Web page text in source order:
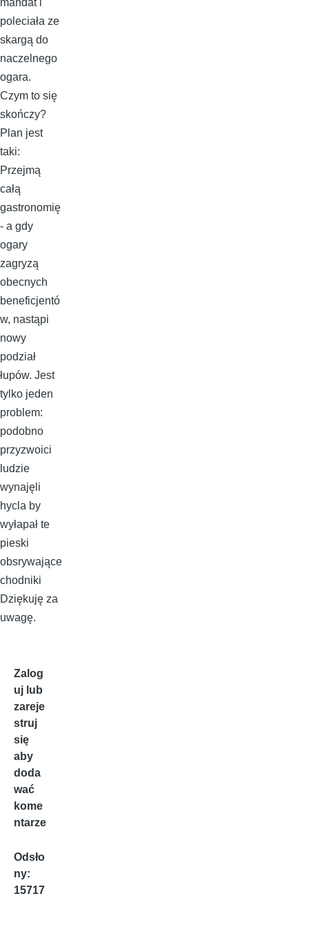
mandat i
poleciała ze
skargą do
naczelnego
ogara.
Czym to się
skończy?
Plan jest
taki:
Przejmą
całą
gastronomię
- a gdy
ogary
zagryzą
obecnych
beneficjentó
w, nastąpi
nowy
podział
łupów. Jest
tylko jeden
problem:
podobno
przyzwoici
ludzie
wynajęli
hycla by
wyłapał te
pieski
obsrywające
chodniki
Dziękuję za
uwagę.
Zalog
uj lub
zareje
struj
się
aby
doda
wać
kome
ntarze
Odsło
ny:
15717